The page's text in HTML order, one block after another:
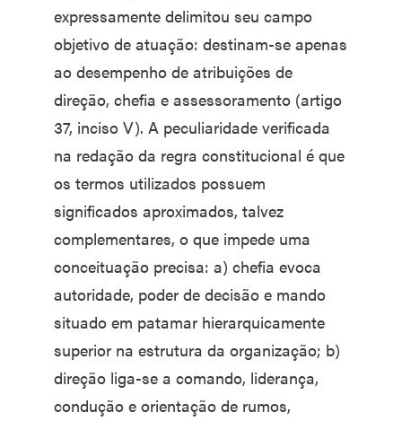
expressamente delimitou seu campo
objetivo de atuação: destinam-se apenas
ao desempenho de atribuições de
direção, chefia e assessoramento (artigo
37, inciso V). A peculiaridade verificada
na redação da regra constitucional é que
os termos utilizados possuem
significados aproximados, talvez
complementares, o que impede uma
conceituação precisa: a) chefia evoca
autoridade, poder de decisão e mando
situado em patamar hierarquicamente
superior na estrutura da organização; b)
direção liga-se a comando, liderança,
condução e orientação de rumos,